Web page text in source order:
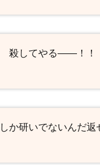
殺してやる――！！
か研いでないんだ返